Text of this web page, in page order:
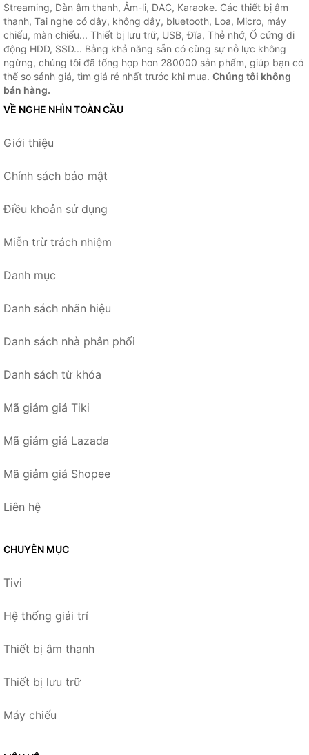
Streaming, Dàn âm thanh, Âm-li, DAC, Karaoke. Các thiết bị âm
thanh, Tai nghe có dây, không dây, bluetooth, Loa, Micro, máy
chiếu, màn chiếu... Thiết bị lưu trữ, USB, Đĩa, Thẻ nhớ, Ổ cứng di
động HDD, SSD... Bằng khả năng sẵn có cùng sự nỗ lực không
ngừng, chúng tôi đã tổng hợp hơn 280000 sản phẩm, giúp bạn có
thể so sánh giá, tìm giá rẻ nhất trước khi mua. Chúng tôi không
bán hàng.
VỀ NGHE NHÌN TOÀN CẦU
Giới thiệu
Chính sách bảo mật
Điều khoản sử dụng
Miễn trừ trách nhiệm
Danh mục
Danh sách nhãn hiệu
Danh sách nhà phân phối
Danh sách từ khóa
Mã giảm giá Tiki
Mã giảm giá Lazada
Mã giảm giá Shopee
Liên hệ
CHUYÊN MỤC
Tivi
Hệ thống giải trí
Thiết bị âm thanh
Thiết bị lưu trữ
Máy chiếu